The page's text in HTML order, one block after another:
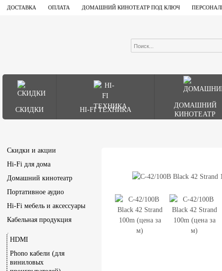
ДОСТАВКА ОПЛАТА ДОМАШНИЙ КИНОТЕАТР ПОД КЛЮЧ
СКИДКИ HI-FI ТЕХНИКА
ДОМАШНИЙ
КИНОТЕАТР
Скидки и акции
Hi-Fi для дома
Домашний кинотеатр
Портативное аудио
Hi-Fi мебель и аксессуары
Кабельная продукция
HDMI
Phono кабели (для
виниловых